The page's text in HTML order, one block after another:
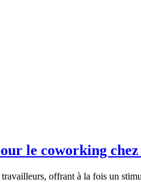
le coworking
offrant à la fois un